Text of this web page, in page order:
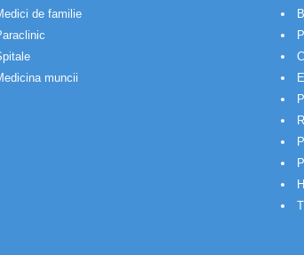
de familie
muncii